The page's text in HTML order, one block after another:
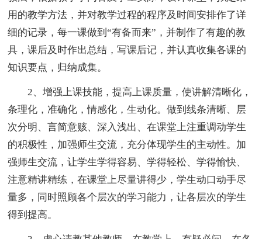
用的教学方法，并对教学过程的程序及时间安排作了详
细的记录，每一课做到“有备而来”，并制作了有趣的教
具，课后及时作出总结，写课后记，并认真收集各课的
知识要点，归纳成集。
2、增强上课技能，提高上课质量，使讲解清晰化，
条理化，准确化，情感化，生动化。做到线条清晰、层
次分明、言简意赅、深入浅出、在课堂上注重调动学生
的积极性，加强师生交流，充分体现学生的主动性。加
强师生交流，让学生学得容易、学得轻松、学得愉快、
注意精讲精练，在课堂上尽量讲得少，学生动口动手尽
量多，同时照顾各个层次的学习能力，让各层次的学生
得到提高。